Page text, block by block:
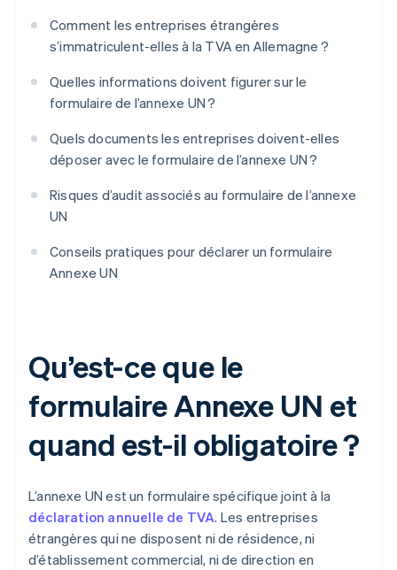
Comment les entreprises étrangères
s’immatriculent-elles à la TVA en Allemagne ?
Quelles informations doivent figurer sur le
formulaire de l’annexe UN ?
Quels documents les entreprises doivent-elles
déposer avec le formulaire de l’annexe UN ?
Risques d’audit associés au formulaire de l’annexe
UN
Conseils pratiques pour déclarer un formulaire
Annexe UN
Qu’est-ce que le
formulaire Annexe UN et
quand est-il obligatoire ?
L’annexe UN est un formulaire spécifique joint à la
déclaration annuelle de TVA. Les entreprises
étrangères qui ne disposent ni de résidence, ni
d’établissement commercial, ni de direction en